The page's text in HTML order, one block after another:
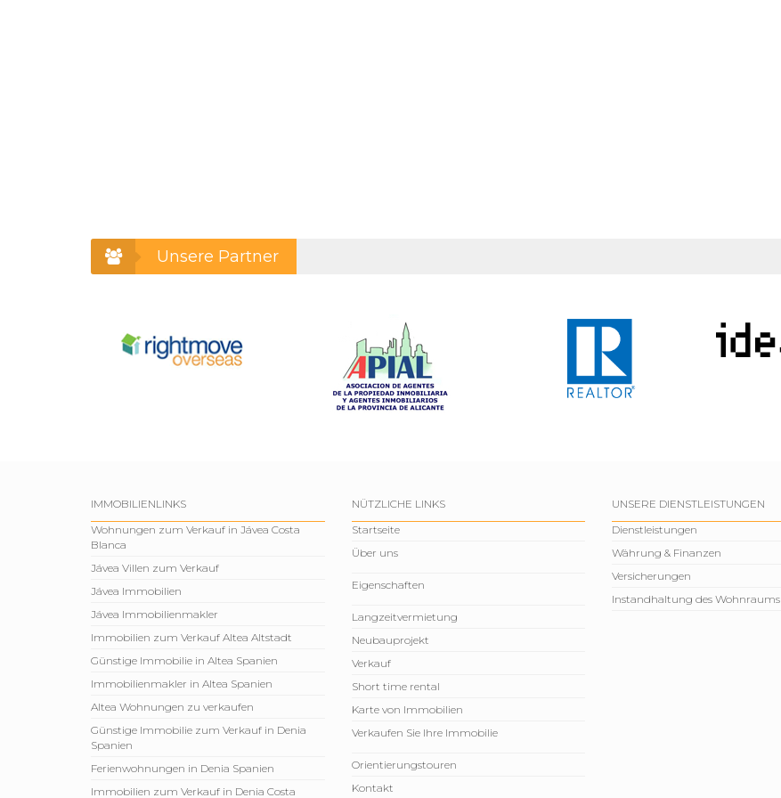
Unsere Partner
IMMOBILIENLINKS
Wohnungen zum Verkauf in Jávea Costa
Blanca
Jávea Villen zum Verkauf
Jávea Immobilien
Jávea Immobilienmakler
Immobilien zum Verkauf Altea Altstadt
Günstige Immobilie in Altea Spanien
Immobilienmakler in Altea Spanien
Altea Wohnungen zu verkaufen
Günstige Immobilie zum Verkauf in Denia
Spanien
Ferienwohnungen in Denia Spanien
Immobilien zum Verkauf in Denia Costa
NÜTZLICHE LINKS
Startseite
Über uns
Eigenschaften
Langzeitvermietung
Neubauprojekt
Verkauf
Short time rental
Karte von Immobilien
Verkaufen Sie Ihre Immobilie
Orientierungstouren
Kontakt
UNSERE DIENSTLEISTUNGEN
Dienstleistungen
Währung & Finanzen
Versicherungen
Instandhaltung des Wohnraums